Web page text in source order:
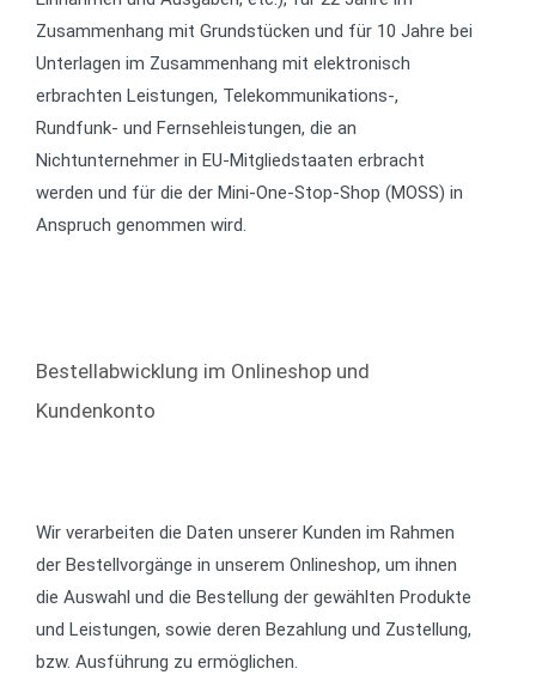
Zusammenhang mit Grundstücken und für 10 Jahre bei
Unterlagen im Zusammenhang mit elektronisch
erbrachten Leistungen, Telekommunikations-,
Rundfunk- und Fernsehleistungen, die an
Nichtunternehmer in EU-Mitgliedstaaten erbracht
werden und für die der Mini-One-Stop-Shop (MOSS) in
Anspruch genommen wird.
Bestellabwicklung im Onlineshop und
Kundenkonto
Wir verarbeiten die Daten unserer Kunden im Rahmen
der Bestellvorgänge in unserem Onlineshop, um ihnen
die Auswahl und die Bestellung der gewählten Produkte
und Leistungen, sowie deren Bezahlung und Zustellung,
bzw. Ausführung zu ermöglichen.